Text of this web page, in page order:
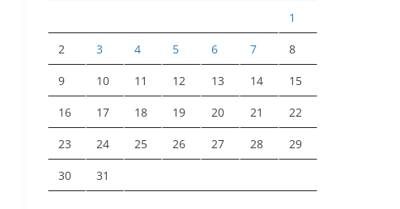
1
2 3 4 5 6 7 8
9 10 11 12 13 14 15
16 17 18 19 20 21 22
23 24 25 26 27 28 29
30 31